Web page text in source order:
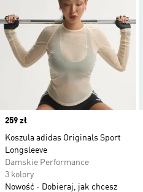
Price
259 zł
Koszula adidas Originals Sport
Longsleeve
Damskie Performance
3 kolory
Nowość
Dobieraj, jak chcesz